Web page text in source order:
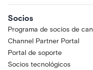
Socios
Programa de socios de
Channel Partner Portal
Portal de soporte
Socios tecnológicos